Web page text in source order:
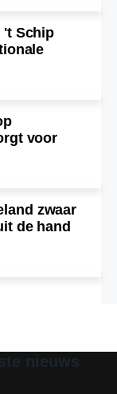
't Schip
voor
zwaar
de hand
nieuws